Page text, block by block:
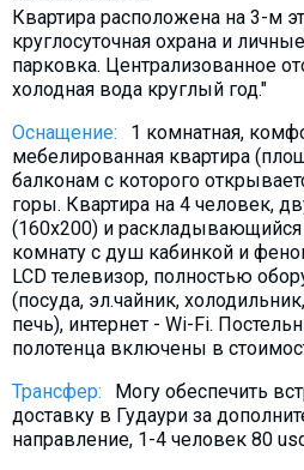
Квартира расположена на 3-м
круглосуточная охрана и
парковка. Централизованное
холодная вода круглый год."
Оснащение:
1 комнатная,
мебeлированная квартира
балконам с которого
горы. Квартира на 4 человек,
(160х200) и
комнату с душ кабинкой и
LCD телевизор, полностью
(посуда, эл.чайник,
печь), интернет - Wi-Fi.
полотенца включены в
Трансфер:
Могу обеспечить
доставку в Гудаури за
направление, 1-4 человек 80
Мобильная связь
Галерея
Отчеты
Безопасность